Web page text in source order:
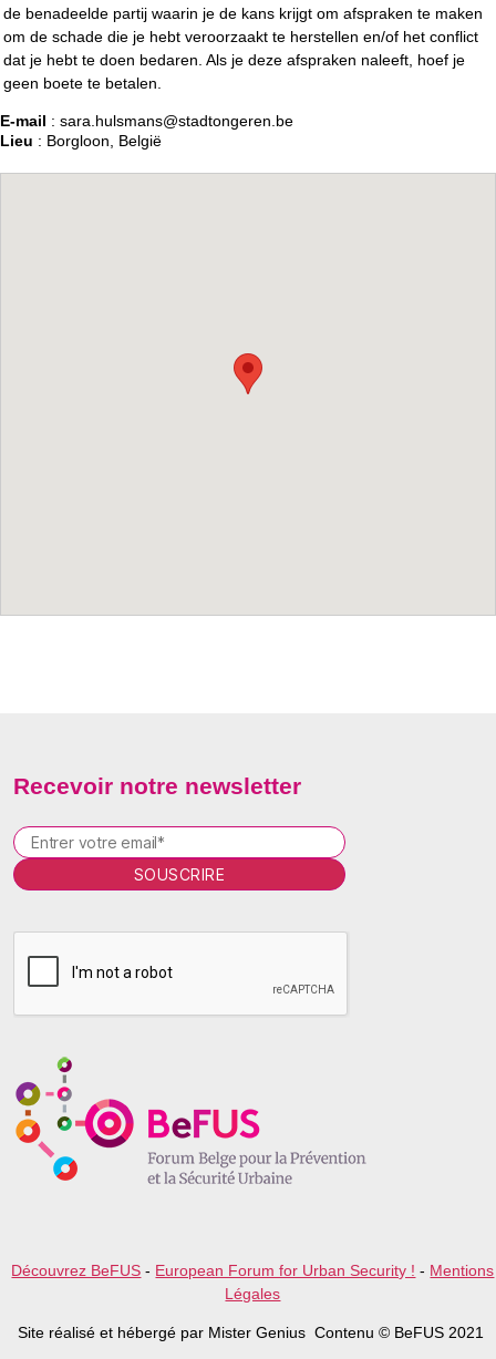
de benadeelde partij waarin je de kans krijgt om afspraken te maken
om de schade die je hebt veroorzaakt te herstellen en/of het conflict
dat je hebt te doen bedaren. Als je deze afspraken naleeft, hoef je
geen boete te betalen.
E-mail : sara.hulsmans@stadtongeren.be
Lieu : Borgloon, België
Recevoir notre newsletter
l
e
h
d
p
Découvrez BeFUS - European Forum for Urban Security ! - Mentions
Légales
Site réalisé et hébergé par Mister Genius Contenu © BeFUS 2021